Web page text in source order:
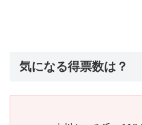
気になる得票数は？